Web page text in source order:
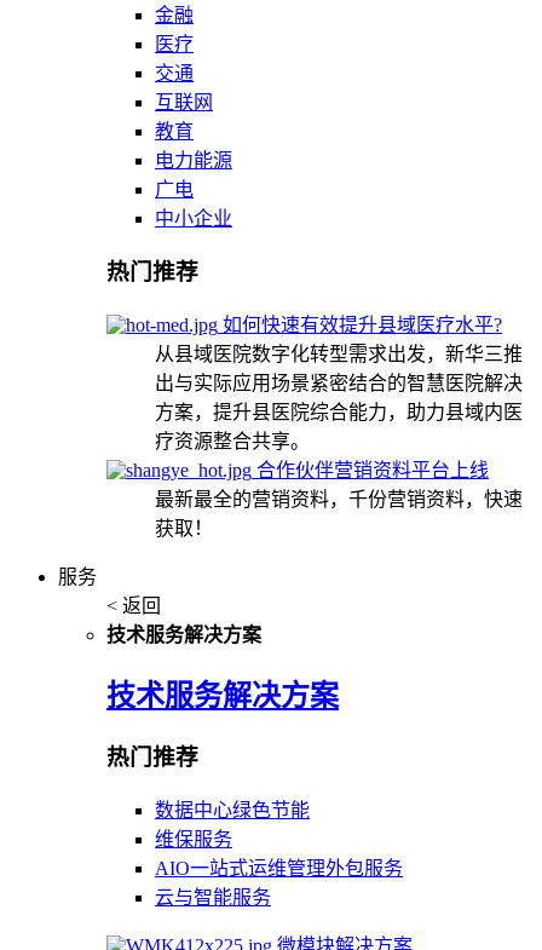
金融
医疗
交通
互联网
教育
电力能源
广电
中小企业
热门推荐
如何快速有效提升县域医疗水平?
从县域医院数字化转型需求出发，新华三推
出与实际应用场景紧密结合的智慧医院解决
方案，提升县医院综合能力，助力县域内医
疗资源整合共享。
合作伙伴营销资料平台上线
最新最全的营销资料，千份营销资料，快速
获取！
服务
< 返回
技术服务解决方案
技术服务解决方案
热门推荐
数据中心绿色节能
维保服务
AIO一站式运维管理外包服务
云与智能服务
微模块解决方案